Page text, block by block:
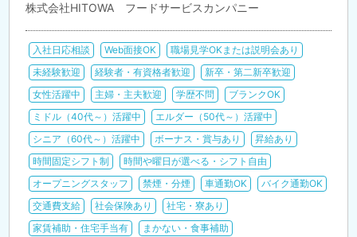
株式会社HITOWA フードサービスカンパニー
入社日応相談 Web面接OK
職場見学OKまたは説明会あり
未経験歓迎
経験者・有資格者歓迎
新卒・第二新卒歓迎
女性活躍中
主婦・主夫歓迎 学歴不問
ブランクOK
ミドル（40代～）活躍中
エルダー（50代～）活躍中
シニア（60代～）活躍中
ボーナス・賞与あり
昇給あり
時間固定シフト制
時間や曜日が選べる・シフト自由
オープニングスタッフ
禁煙・分煙 車通勤OK
バイク通勤OK
交通費支給
社会保険あり
社宅・寮あり
家賃補助・住宅手当有
まかない・食事補助